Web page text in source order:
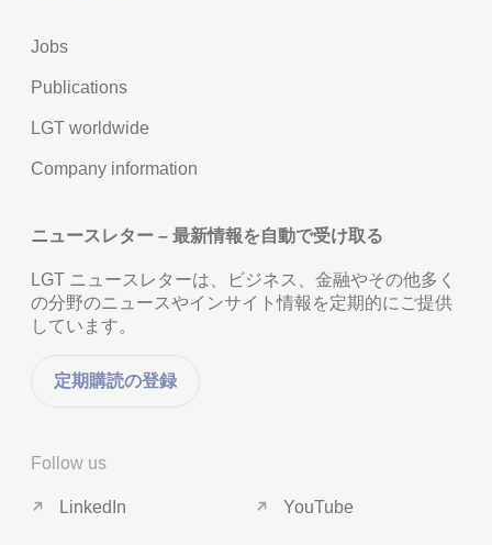
Jobs
Publications
LGT worldwide
Company information
ニュースレター – 最新情報を自動で受け取る
LGT ニュースレターは、ビジネス、金融やその他多く
の分野のニュースやインサイト情報を定期的にご提供
しています。
定期購読の登録
Follow us
LinkedIn YouTube